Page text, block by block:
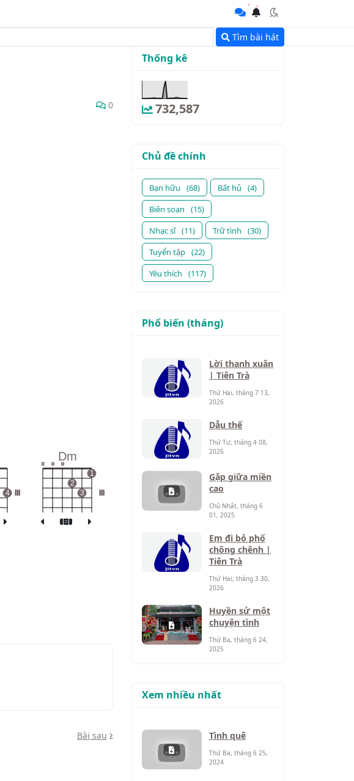
Tìm bài hát
0
4
Dm
x o o
2
3
1
Bài sau
Thống kê
732,587
Chủ đề chính
Bạn hữu (68) Bất hủ
(4)
Biên soạn
(15)
Nhạc sĩ (11) Trữ tình
(30)
Tuyển tập (22)
Yêu thích
(117)
Phổ biến (tháng)
Lời thanh xuân
| Tiên Trà
Thứ Hai, tháng 7 13,
2026
Dẫu thế
Thứ Tư, tháng 4 08,
2026
Gặp giữa miền
cao
Chủ Nhật, tháng 6
01, 2025
Em đi bỏ phố
chông chênh |
Tiên Trà
Thứ Hai, tháng 3 30,
2026
Huyền sử một
chuyện tình
Thứ Ba, tháng 6 24,
2025
Xem nhiều nhất
Tình quê
Thứ Ba, tháng 6 25,
2024